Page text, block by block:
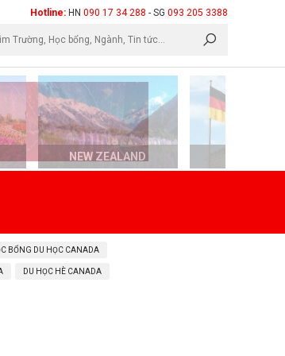
Hotline: HN 090 17 34 288 - SG 093 205 3388
NEW ZEALAND
BỔNG DU HỌC CANADA
DU HỌC HÈ CANADA